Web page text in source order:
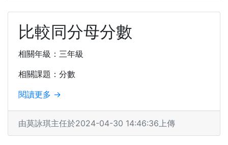
比較同分母分數
相關年級：三年級
相關課題：分數
閱讀更多 →
由莫詠琪主任於2024-04-30 14:46:36上傳